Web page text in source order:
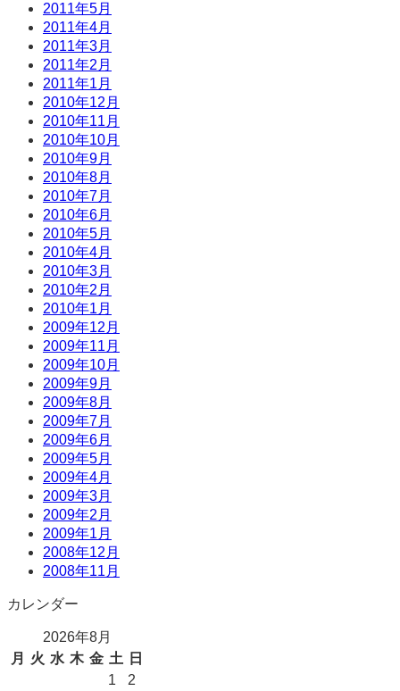
2011年5月
2011年4月
2011年3月
2011年2月
2011年1月
2010年12月
2010年11月
2010年10月
2010年9月
2010年8月
2010年7月
2010年6月
2010年5月
2010年4月
2010年3月
2010年2月
2010年1月
2009年12月
2009年11月
2009年10月
2009年9月
2009年8月
2009年7月
2009年6月
2009年5月
2009年4月
2009年3月
2009年2月
2009年1月
2008年12月
2008年11月
カレンダー
2026年8月
月
火 水 木 金 土
日
1
2